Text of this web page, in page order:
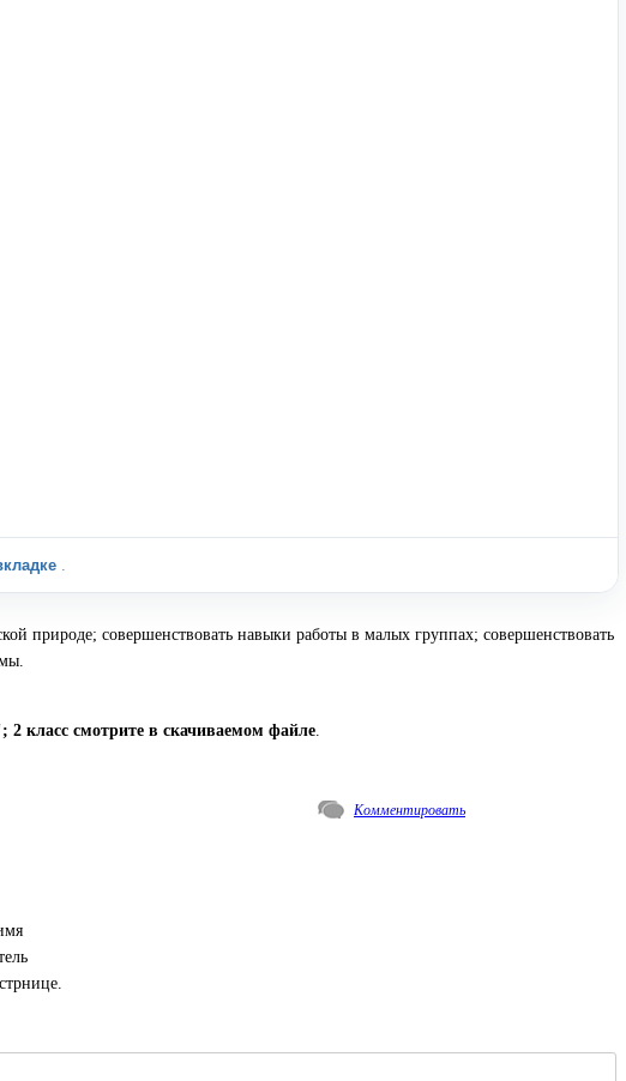
природе; совершенствовать навыки работы в малых группах; совершенствовать
класс смотрите в скачиваемом файле.
Комментировать